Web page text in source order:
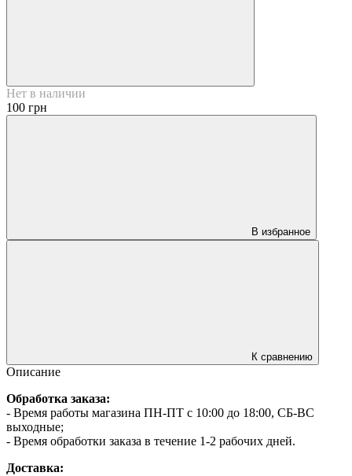
Нет в наличии
100 грн
В избранное
К сравнению
Описание
Обработка заказа:
- Время работы магазина ПН-ПТ с 10:00 до 18:00, СБ-ВС
выходные;
- Время обработки заказа в течение 1-2 рабочих дней.
Доставка: